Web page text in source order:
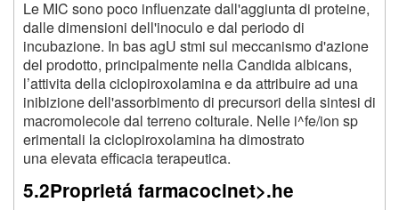
Le MIC sono poco influenzate dall'aggiunta di proteine,
dalle dimensioni dell'inoculo e dal periodo di
incubazione. In bas agU stmi sul meccanismo d'azione
del prodotto, principalmente nella Candida albicans,
l’attivita della ciclopiroxolamina e da attribuire ad una
inibizione dell'assorbimento di precursori della sintesi di
macromolecole dal terreno colturale. Nelle i^fe/ion sp
erimentali la ciclopiroxolamina ha dimostrato
una elevata efficacia terapeutica.
5.2Proprietá farmacocinet>.he